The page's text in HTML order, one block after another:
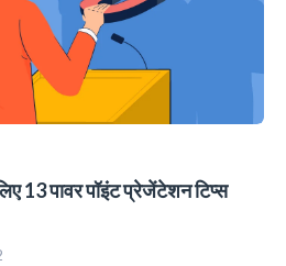
13 पावर पॉइंट प्रेजेंटेशन टिप्स